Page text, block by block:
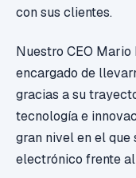
con sus clientes.
Nuestro CEO
encargado de
gracias a su
tecnología e
gran nivel en el que
electrónico frente